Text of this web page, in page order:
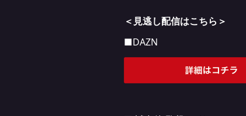
＜見逃し配信はこちら＞
■DAZN